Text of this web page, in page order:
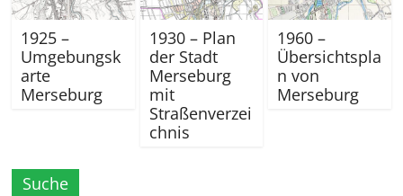
1925 –
Umgebungsk
arte
Merseburg
1930 – Plan
der Stadt
Merseburg
mit
Straßenverzei
chnis
1960 –
Übersichtspla
n von
Merseburg
Suche